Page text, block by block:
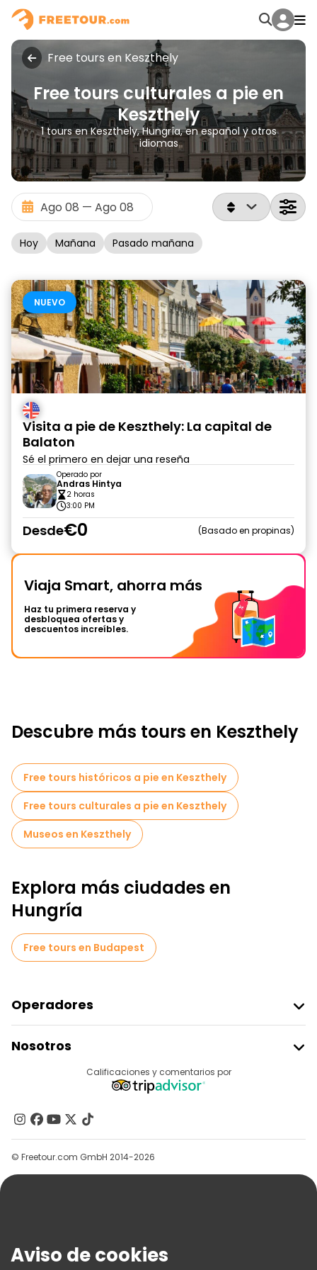
Free tours en Keszthely
Free tours culturales a pie en
Keszthely
1 tours en Keszthely, Hungría, en español y otros
idiomas
Hoy Mañana Pasado mañana
NUEVO
Visita a pie de Keszthely: La capital de
Balaton
Sé el primero en dejar una reseña
Operado por
Andras Hintya
2 horas
3:00 PM
Desde€0 Basado en propinas
Viaja Smart, ahorra más
Haz tu primera reserva y
desbloquea ofertas y
descuentos increíbles.
Descubre más tours en Keszthely
Free tours históricos a pie en Keszthely
Free tours culturales a pie en Keszthely
Museos en Keszthely
Explora más ciudades en
Hungría
Free tours en Budapest
Operadores
Acceder Como Proveedor
Programa De Afiliados
Nosotros
Contacto
Grupos
Ayuda
Términos E Información Legal
Calificaciones y comentarios por
© Freetour.com GmbH 2014-2026
Aviso de cookies